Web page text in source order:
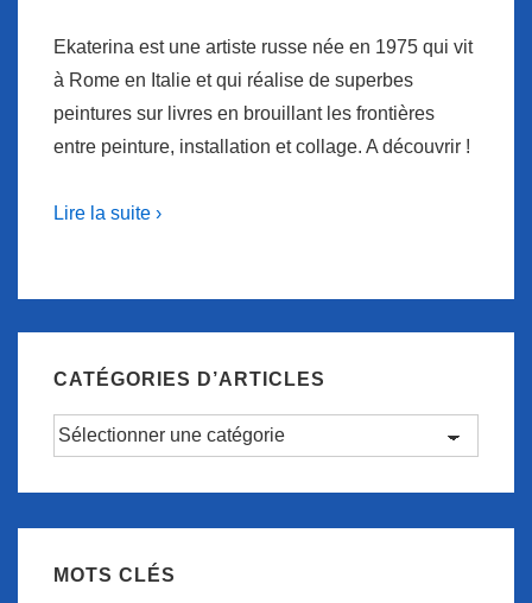
Ekaterina est une artiste russe née en 1975 qui vit
à Rome en Italie et qui réalise de superbes
peintures sur livres en brouillant les frontières
entre peinture, installation et collage. A découvrir !
Lire la suite ›
CATÉGORIES D’ARTICLES
Catégories
MOTS CLÉS